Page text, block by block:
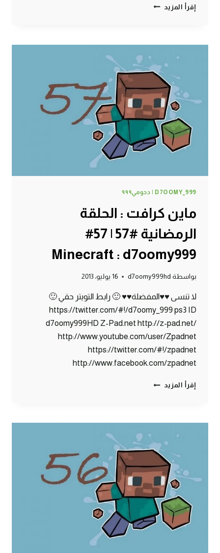
إقرأ المزيد ماين
الدجاج
58#
MINECRAFT
:
D7OOMY999
D7OOMY_999 | دحومي٩٩٩
ماين كرافت : الحلقة
الرمضانية #57 | 57#
Minecraft : d7oomy999
بواسطة d7oomy999hd 16 يوليو، 2013
لا تنسى ♥♥المفضلة♥♥ 🙂 رابط التويتر حقي 🙂
https://twitter.com/#!/d7oomy_999 ps3 ID
d7oomy999HD Z-Pad.net http://z-pad.net/
http://www.youtube.com/user/Zpadnet
https://twitter.com/#!/zpadnet
http://www.facebook.com/zpadnet
إقرأ المزيد ماين
الرمضانية
57#
MINECRAFT
:
D7OOMY999